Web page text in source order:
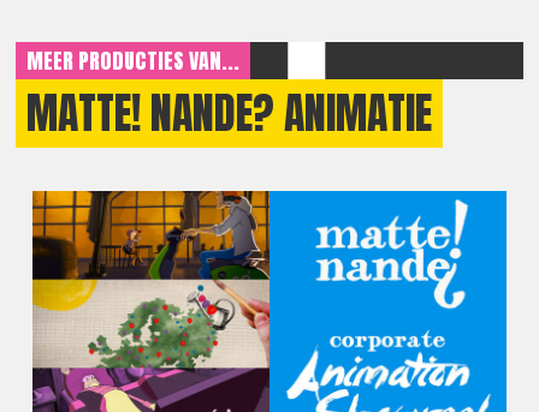
MEER PRODUCTIES VAN...
MATTE! NANDE? ANIMATIE